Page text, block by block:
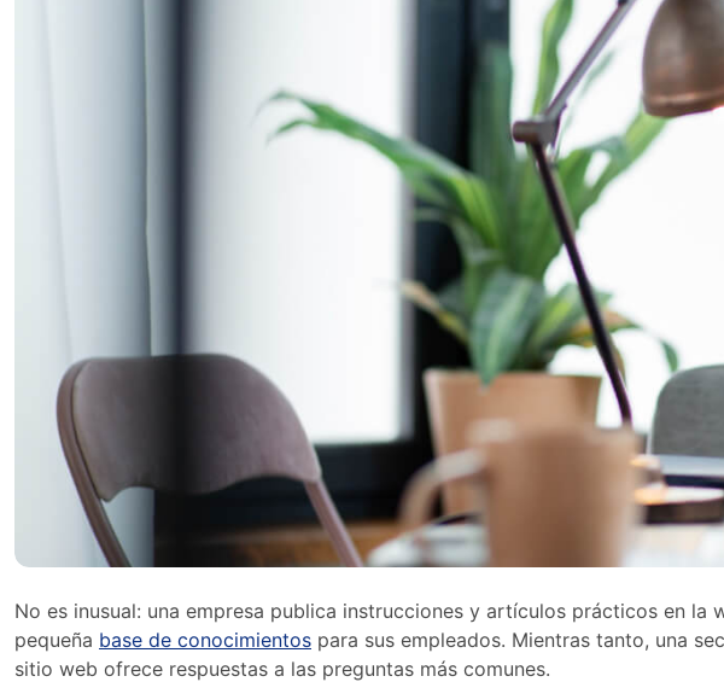
No es inusual: una empresa publica instrucciones y artículos prácticos en la
pequeña base de conocimientos para sus empleados. Mientras tanto, una
sitio web ofrece respuestas a las preguntas más comunes.